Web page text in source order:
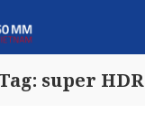
super HDR